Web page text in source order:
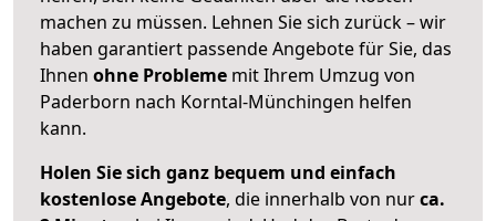
machen zu müssen. Lehnen Sie sich zurück – wir
haben garantiert passende Angebote für Sie, das
Ihnen ohne Probleme mit Ihrem Umzug von
Paderborn nach Korntal-Münchingen helfen
kann.
Holen Sie sich ganz bequem und einfach
kostenlose Angebote, die innerhalb von nurca.